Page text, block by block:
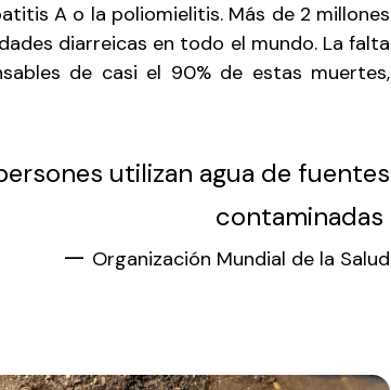
A o la poliomielitis. Más de 2 millones
diarreicas en todo el mundo. La falta
de casi el 90% de estas muertes,
utilizan agua de fuentes
contaminadas
— Organización Mundial de la Salud